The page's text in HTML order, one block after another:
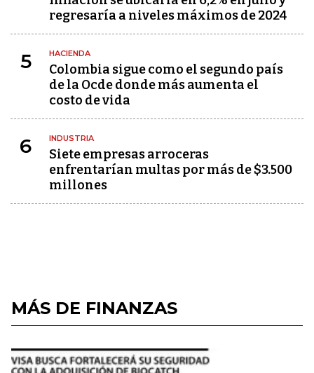
regresaría a niveles máximos de 2024
5 HACIENDA
Colombia sigue como el segundo país
de la Ocde donde más aumenta el
costo de vida
6 INDUSTRIA
Siete empresas arroceras
enfrentarían multas por más de $3.500
millones
MÁS DE FINANZAS